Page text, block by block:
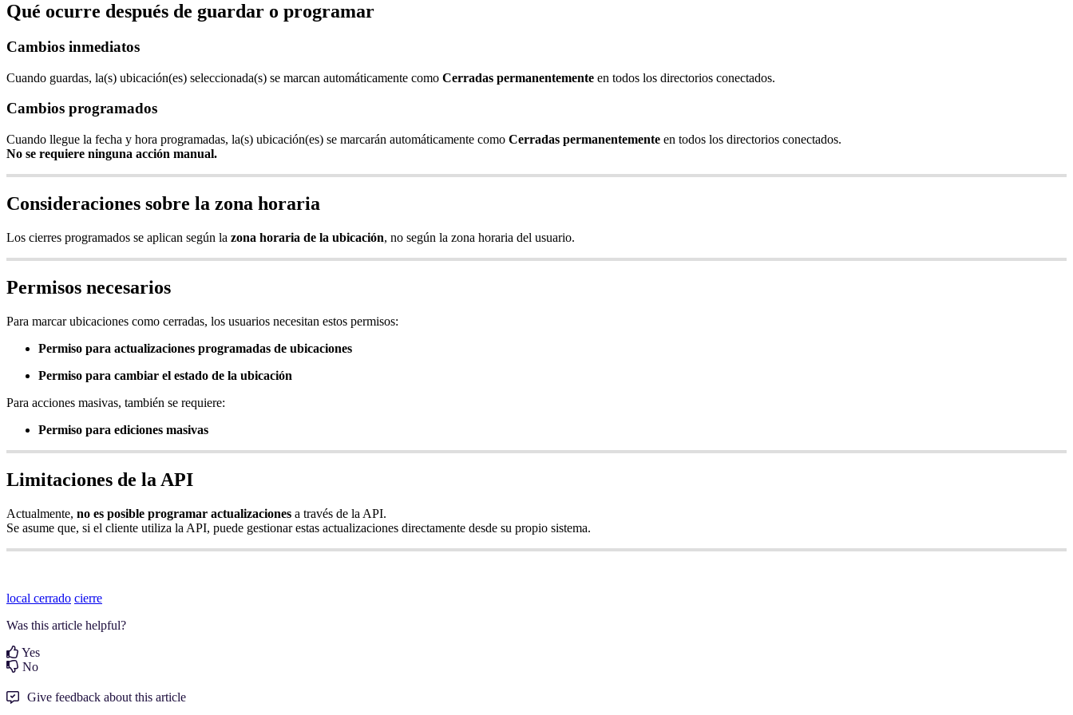
Qué ocurre después de guardar o programar
Cambios inmediatos
Cuando guardas, la(s) ubicación(es) seleccionada(s) se marcan automáticamente como Cerradas permanentemente en todos los directorios conectados.
Cambios programados
Cuando llegue la fecha y hora programadas, la(s) ubicación(es) se marcarán automáticamente como Cerradas permanentemente en todos los directorios conectados.
No se requiere ninguna acción manual.
Consideraciones sobre la zona horaria
Los cierres programados se aplican según la zona horaria de la ubicación, no según la zona horaria del usuario.
Permisos necesarios
Para marcar ubicaciones como cerradas, los usuarios necesitan estos permisos:
Permiso para actualizaciones programadas de ubicaciones
Permiso para cambiar el estado de la ubicación
Para acciones masivas, también se requiere:
Permiso para ediciones masivas
Limitaciones de la API
Actualmente, no es posible programar actualizaciones a través de la API.
Se asume que, si el cliente utiliza la API, puede gestionar estas actualizaciones directamente desde su propio sistema.
local cerrado cierre
Was this article helpful?
Yes
No
Give feedback about this article